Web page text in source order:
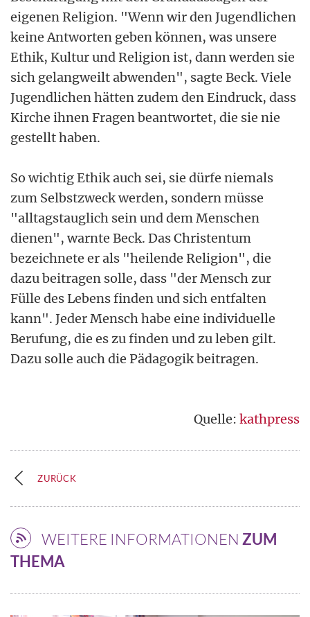
eigenen Religion. "Wenn wir den Jugendlichen
keine Antworten geben können, was unsere
Ethik, Kultur und Religion ist, dann werden sie
sich gelangweilt abwenden", sagte Beck. Viele
Jugendlichen hätten zudem den Eindruck, dass
Kirche ihnen Fragen beantwortet, die sie nie
gestellt haben.
So wichtig Ethik auch sei, sie dürfe niemals
zum Selbstzweck werden, sondern müsse
"alltagstauglich sein und dem Menschen
dienen", warnte Beck. Das Christentum
bezeichnete er als "heilende Religion", die
dazu beitragen solle, dass "der Mensch zur
Fülle des Lebens finden und sich entfalten
kann". Jeder Mensch habe eine individuelle
Berufung, die es zu finden und zu leben gilt.
Dazu solle auch die Pädagogik beitragen.
Quelle: kathpress
ZURÜCK
WEITERE INFORMATIONEN ZUM
THEMA